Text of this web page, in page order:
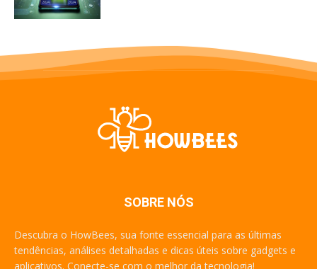
SOBRE NÓS
Descubra o HowBees, sua fonte essencial para as últimas
tendências, análises detalhadas e dicas úteis sobre gadgets e
aplicativos. Conecte-se com o melhor da tecnologia!